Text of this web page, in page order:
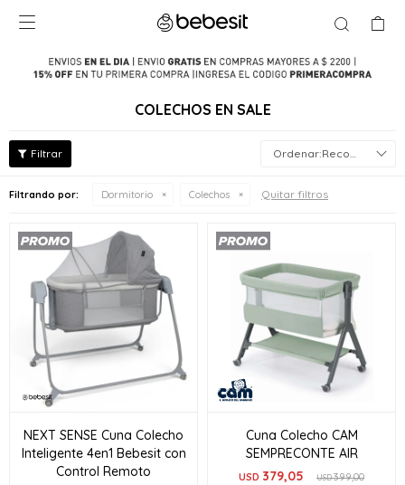

COLECHOS EN SALE
Recomendados
Filtrando por: Dormitorio Colechos Quitar filtros
NEXT SENSE Cuna Colecho
Inteligente 4en1 Bebesit con
Control Remoto
Cuna Colecho CAM
SEMPRECONTE AIR
USD 379,05 USD399,00